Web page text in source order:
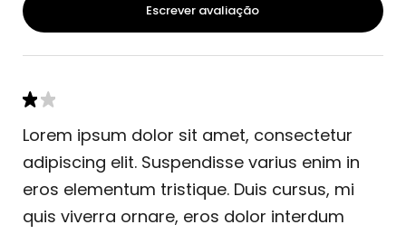
Escrever avaliação
Lorem ipsum dolor sit amet, consectetur
adipiscing elit. Suspendisse varius enim in
eros elementum tristique. Duis cursus, mi
quis viverra ornare, eros dolor interdum